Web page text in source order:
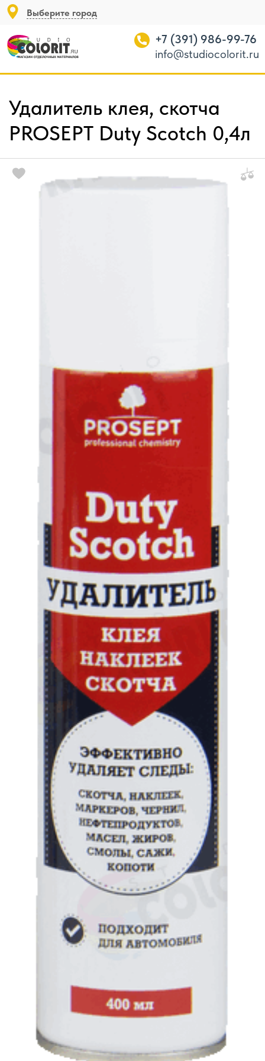
Выберите город
+7 (391) 986-99-76
info@studiocolorit.ru
Удалитель клея, скотча
PROSEPT Duty Scotch 0,4л